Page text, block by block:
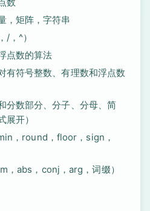
，矩阵，字符串
，^）
点数的算法
有符号整数、有理数和浮点数
分数部分、分子、分母、简
展开）
，round，floor，sign，
，abs，conj，arg，词缀）